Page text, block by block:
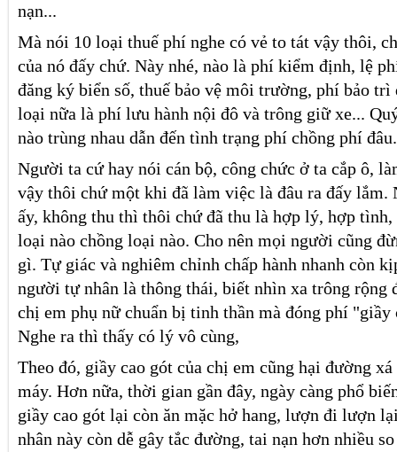
nạn...
Mà nói 10 loại thuế phí nghe có vẻ to tát vậy thôi,
của nó đấy chứ. Này nhé, nào là phí kiểm định, lệ
đăng ký biển số, thuế bảo vệ môi trường, phí bảo
loại nữa là phí lưu hành nội đô và trông giữ xe...
nào trùng nhau dẫn đến tình trạng phí chồng phí
Người ta cứ hay nói cán bộ, công chức ở ta cắp ô,
vậy thôi chứ một khi đã làm việc là đâu ra đấy lắm.
ấy, không thu thì thôi chứ đã thu là hợp lý, hợp
loại nào chồng loại nào. Cho nên mọi người cũng
gì. Tự giác và nghiêm chỉnh chấp hành nhanh còn
người tự nhân là thông thái, biết nhìn xa trông rộng
chị em phụ nữ chuẩn bị tinh thần mà đóng phí
Nghe ra thì thấy có lý vô cùng,
Theo đó, giầy cao gót của chị em cũng hại đường
máy. Hơn nữa, thời gian gần đây, ngày càng phổ
giầy cao gót lại còn ăn mặc hở hang, lượn đi lượn
nhân này còn dễ gây tắc đường, tai nạn hơn nhiều